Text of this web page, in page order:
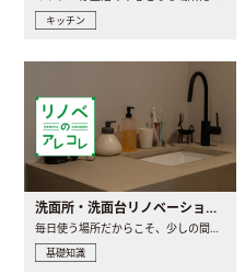
キッチン
洗面所・洗面台リノベーションの事例と間取りアイデア
毎日使う場所だからこそ、少しの間取りの工夫や素材の選び方で..
基礎知識